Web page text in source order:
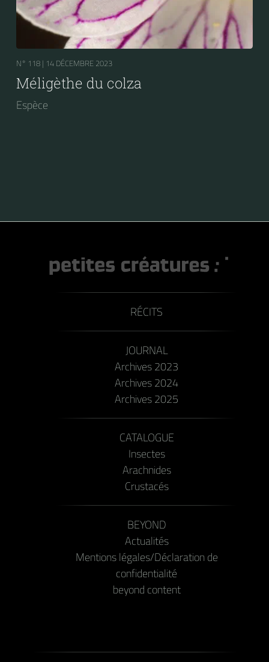
N° 118 | 14 DÉCEMBRE 2023
Méligèthe du colza
Espèce
RÉCITS
JOURNAL
Archives 2023
Archives 2024
Archives 2025
CATALOGUE
Insectes
Arachnides
Crustacés
BEYOND
Actualités
Mentions légales/Déclaration de
confidentialité
beyond content